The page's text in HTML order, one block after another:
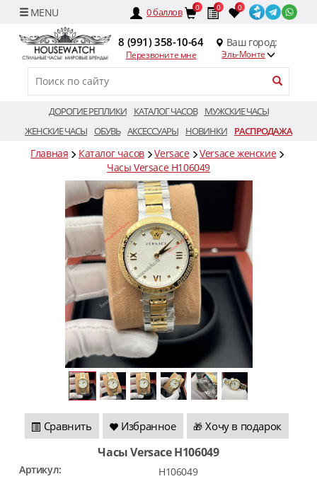
0баллов 0 0 0
8 (991) 358-10-64
Перезвоните мне
Ваш город:
Эль-Монте
ДОРОГИЕ РЕПЛИКИ КАТАЛОГ ЧАСОВ
МУЖСКИЕ ЧАСЫ
ЖЕНСКИЕ ЧАСЫ ОБУВЬ АКСЕССУАРЫ НОВИНКИ РАСПРОДАЖА
Главная Каталог часов Versace
Versace женские
Часы Versace H106049
Сравнить Избранное 🎁 Хочу в подарок
Часы Versace H106049
Артикул:
H106049